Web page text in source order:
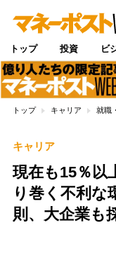
トップ 投資 ビ
トップ キャリア 就職
キャリア
現在も15％以
り巻く不利
則、大企業も